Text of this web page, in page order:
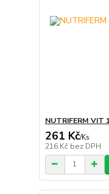
NUTRIFERM VIT
261 Kč/Ks
216 Kč bez DPH